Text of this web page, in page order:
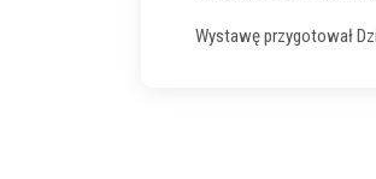
Wystawę przygotował